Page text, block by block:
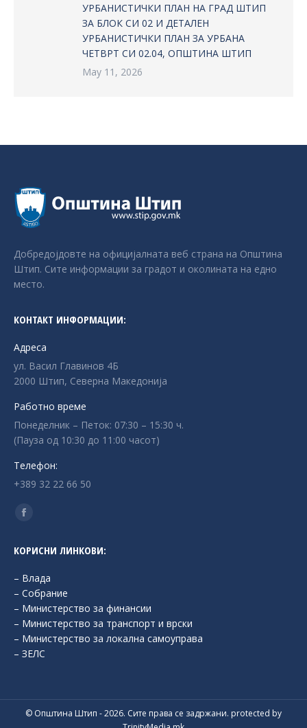
УРБАНИСТИЧКИ ПЛАН НА ГРАД ШТИП
ЗА БЛОК СИ 02 И ДЕТАЛЕН
УРБАНИСТИЧКИ ПЛАН ЗА УРБАНА
ЧЕТВРТ СИ 02.04, ОПШТИНА ШТИП
May 11, 2026
Добредојдовте на официјалната веб страна на Општина
Штип. Сите информации за градот и околината на едно
место.
КОНТАКТ ИНФОРМАЦИИ:
Адреса
ул. Васил Главинов 4Б
2000 Штип, Северна Македонија
Работно време
Понеделник – Петок: 07:30 – 15:30 ч.
(Пауза од 10:30 до 11:00 часот)
Телефон:
+389 32 22 66 50
Find us on:
Facebook
opens
in
new
window
КОРИСНИ ЛИНКОВИ:
– Влада
– Собрание
– Министерство за финансии
– Министерство за транспорт и врски
– Министерство за локална самоуправа
– ЗЕЛС
© Општина Штип - 2026. Сите права се задржани. protected by